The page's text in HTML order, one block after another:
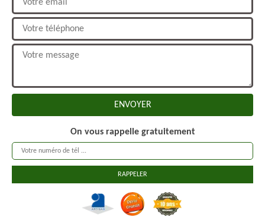
On vous rappelle gratuitement